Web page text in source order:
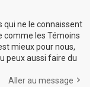
qui ne le connaissent
comme les Témoins
mieux pour nous,
peux aussi faire du
Aller au message